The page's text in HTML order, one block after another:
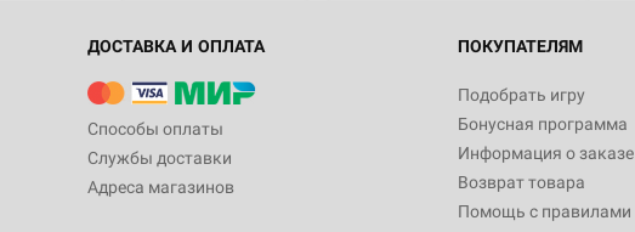
ДОСТАВКА И ОПЛАТА
Способы оплаты
Службы доставки
Адреса магазинов
ПОКУПАТЕЛЯМ
Подобрать игру
Бонусная программа
Информация о заказе
Возврат товара
Помощь с правилами